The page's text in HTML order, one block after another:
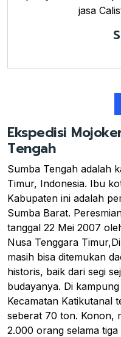
jasa
Ekspedisi
Tengah
Sumba Tengah adalah
Timur, Indonesia. Ibu
Kabupaten ini adalah
Sumba Barat.
tanggal 22 Mei 2007
Nusa Tenggara
masih bisa ditemukan
historis, baik dari segi
budayanya. Di
Kecamatan Katikutanal
seberat 70 ton. Konon,
2.000 orang selama